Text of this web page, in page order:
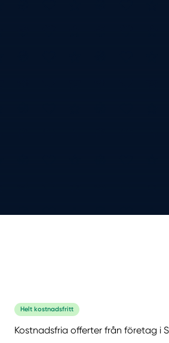
Helt kostnadsfritt
Kostnadsfria offerter från företag i